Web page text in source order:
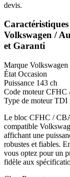
devis.
Volkswagen /
et Garanti
Marque Volkswagen
État Occasion
Puissance 143 ch
Code moteurCFHC
Type de moteurTDI
Le bloc CFHC /
compatible
affichant une
robustes et fiables.
vous optez pour un
fidèle aux